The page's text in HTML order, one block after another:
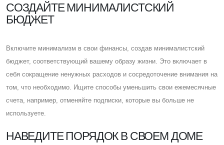
CОЗДАЙТЕ МИНИМАЛИСТСКИЙ
БЮДЖЕТ
Включите минимализм в свои финансы, создав минималистский
бюджет, соответствующий вашему образу жизни. Это включает в
себя сокращение ненужных расходов и сосредоточение внимания на
том, что необходимо. Ищите способы уменьшить свои ежемесячные
счета, например, отменяйте подписки, которые вы больше не
используете.
НАВЕДИТЕ ПОРЯДОК В СВОЕМ ДОМЕ